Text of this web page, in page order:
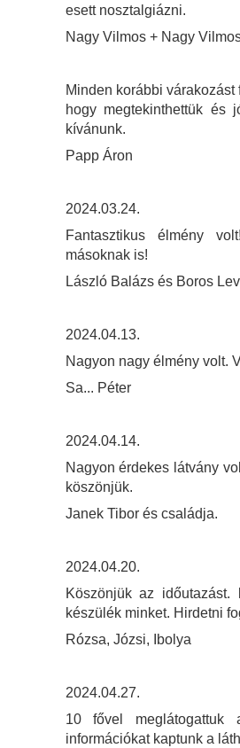
esett nosztalgiázni.
Nagy Vilmos + Nagy
Minden korábbi
hogy megtekinthettük és
kívánunk.
Papp Áron
2024.03.24.
Fantasztikus élmény
másoknak is!
László Balázs és Boros
2024.04.13.
Nagyon nagy élmény volt.
Sa... Péter
2024.04.14.
Nagyon érdekes látvány
köszönjük.
Janek Tibor és családja.
2024.04.20.
Köszönjük az
készülék minket. Hirdetni
Rózsa, Józsi, Ibolya
2024.04.27.
10 fővel meglátogattuk
információkat kaptunk a